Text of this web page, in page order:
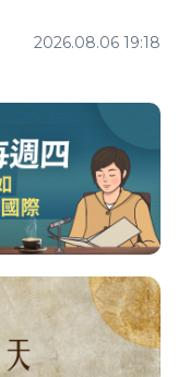
2026.08.06 19:18